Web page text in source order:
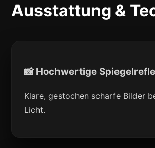
Ausstattung &
📸 Hochwertige
Klare, gestochen scharfe Bilder
Licht.